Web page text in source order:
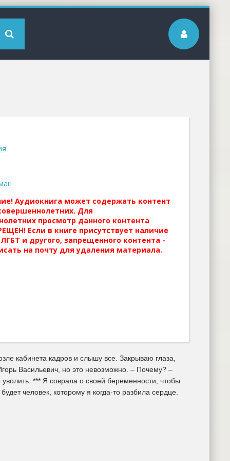
Аудиокнига может содержать контент
Для
просмотр данного контента
Если в книге присутствует наличие
и другого, запрещенного контента -
на почту для удаления материала.
кабинета кадров и слышу все. Закрываю глаза,
Васильевич, но это невозможно. – Почему? –
*** Я соврала о своей беременности, чтобы
человек, которому я когда-то разбила сердце.